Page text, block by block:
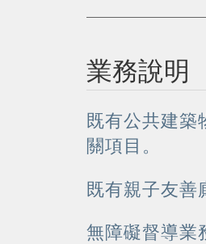
業務說明
既有公共建築
關項目。
既有親子友善
無障礙督導業